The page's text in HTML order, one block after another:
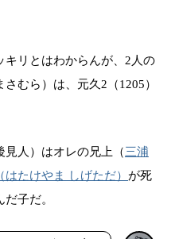
リとはわからんが、2人の
むら）は、元久2（1205）
人）はオレの兄上（三浦
はたけやま しげただ） が死
子だ。